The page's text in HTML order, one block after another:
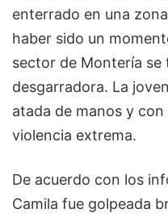
enterrado en una
haber sido un
sector de Montería se
desgarradora. La
atada de manos y
violencia extrema.
De acuerdo con los
Camila fue golpeada